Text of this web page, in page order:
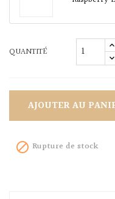
QUANTITÉ
AJOUTER AU
 Rupture de stock